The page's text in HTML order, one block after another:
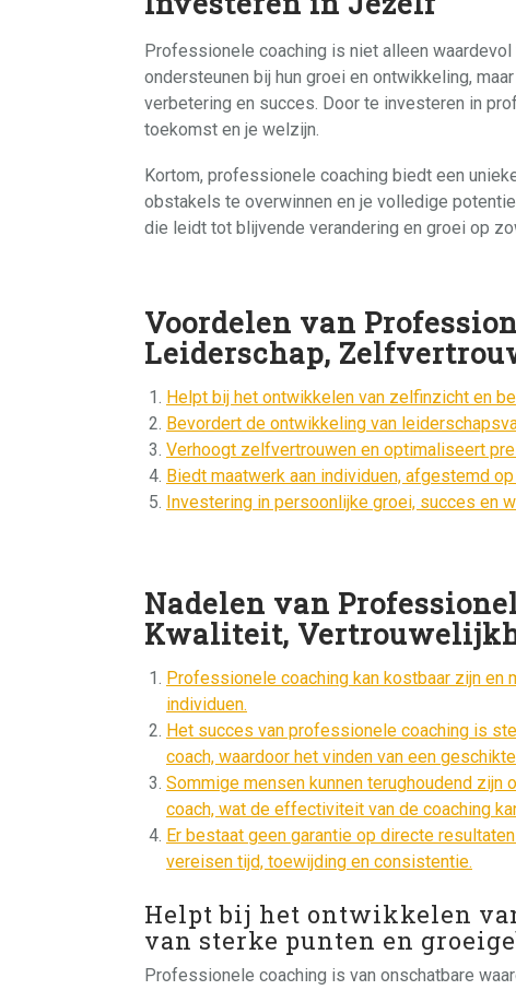
Professionele coaching is niet alleen
ondersteunen bij hun groei en ontwikkeling,
verbetering en succes. Door te investeren in
toekomst en je welzijn.
Kortom, professionele coaching biedt een
obstakels te overwinnen en je volledige
die leidt tot blijvende verandering en groei op
Voordelen van
Leiderschap,
Helpt bij het ontwikkelen van zelfinzicht en
Bevordert de ontwikkeling van
Verhoogt zelfvertrouwen en optimaliseert
Biedt maatwerk aan individuen, afgestemd
Investering in persoonlijke groei, succes en
Nadelen van
Kwaliteit,
Professionele coaching kan kostbaar zijn en
individuen.
Het succes van professionele coaching is
coach, waardoor het vinden van een
Sommige mensen kunnen terughoudend
coach, wat de effectiviteit van de coaching
Er bestaat geen garantie op directe
vereisen tijd, toewijding en consistentie.
Helpt bij het ontwikkelen
van sterke punten en
Professionele coaching is van onschatbare